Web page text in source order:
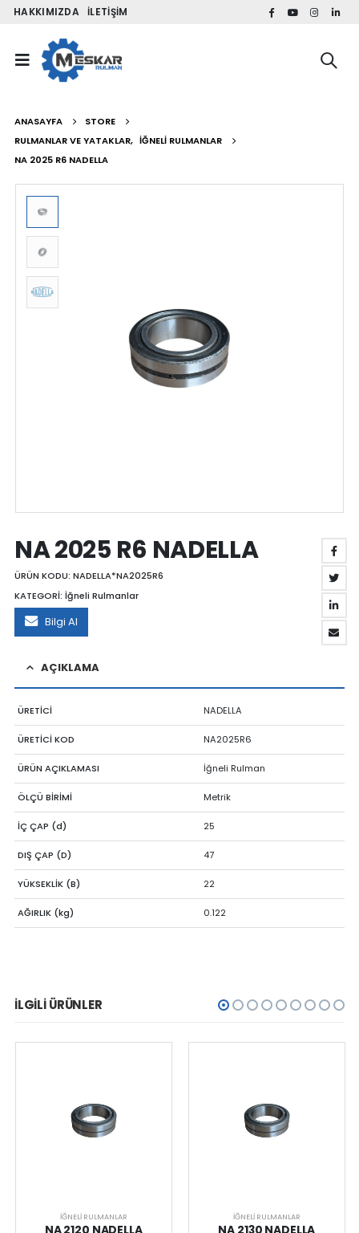
HAKKIMIZDA İLETIŞIM
ANASAYFA
STORE
RULMANLAR VE YATAKLAR, İĞNELI RULMANLAR
NA 2025 R6 NADELLA
NA 2025 R6 NADELLA
ÜRÜN KODU: NADELLA*NA2025R6
KATEGORİ: İğneli Rulmanlar
Bilgi Al
AÇIKLAMA
ÜRETİCİ NADELLA
ÜRETİCİ KOD NA2025R6
ÜRÜN AÇIKLAMASI İğneli Rulman
ÖLÇÜ BİRİMİ Metrik
İÇ ÇAP (d) 25
DIŞ ÇAP (D) 47
YÜKSEKLİK (B) 22
AĞIRLIK (kg) 0.122
İLGILI ÜRÜNLER
İĞNELI RULMANLAR
NA 2120 NADELLA
İĞNELI RULMANLAR
NA 2130 NADELLA